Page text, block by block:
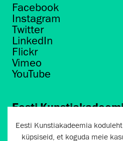
Facebook
Instagram
Twitter
LinkedIn
Flickr
Vimeo
YouTube
Eesti
Põhja puiestee 7
Eesti Kunstiakadeemia
küpsiseid, et koguda meie